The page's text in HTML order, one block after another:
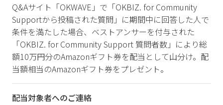
Q&Aサイト「OKWAVE」で「OKBIZ. for Community
Supportから投稿された質問」に期間中に回答した人で
条件を満たした場合、ベストアンサーを付与された
「OKBIZ. for Community Support 質問者数」により総
額10万円分のAmazonギフト券を配当として山分け。配
当額相当のAmazonギフト券をプレゼント。
配当対象者へのご連絡